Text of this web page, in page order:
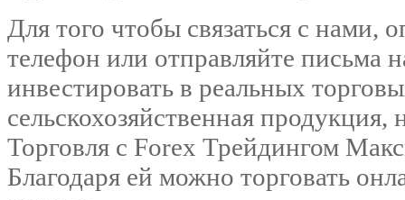
Для того чтобы связаться с нами,
телефон или отправляйте
инвестировать в реальных
сельскохозяйственная
Торговля с Forex Трейдингом
Благодаря ей можно торговать